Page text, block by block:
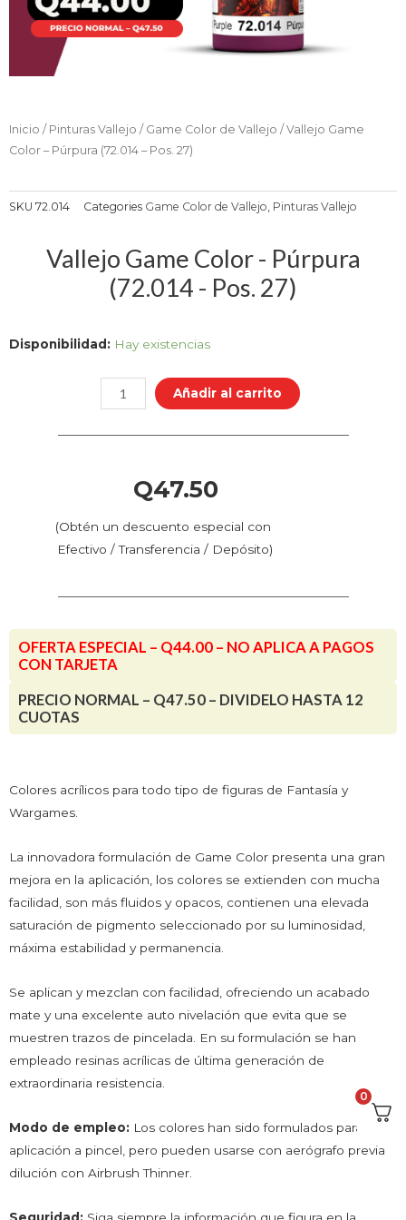
Inicio / Pinturas Vallejo / Game Color de Vallejo / Vallejo Game
Color – Púrpura (72.014 – Pos. 27)
SKU 72.014 Categories Game Color de Vallejo, Pinturas Vallejo
Vallejo Game Color - Púrpura
(72.014 - Pos. 27)
Disponibilidad: Hay existencias
Vallejo
Color
-
Púrpura
27)
cantidad
Añadir al carrito
Q47.50
(Obtén un descuento especial con
Efectivo / Transferencia / Depósito)
OFERTA ESPECIAL – Q44.00 – NO APLICA A PAGOS
CON TARJETA
PRECIO NORMAL – Q47.50 – DIVIDELO HASTA 12
CUOTAS
Colores acrílicos para todo tipo de figuras de Fantasía y
Wargames.
La innovadora formulación de Game Color presenta una gran
mejora en la aplicación, los colores se extienden con mucha
facilidad, son más fluidos y opacos, contienen una elevada
saturación de pigmento seleccionado por su luminosidad,
máxima estabilidad y permanencia.
Se aplican y mezclan con facilidad, ofreciendo un acabado
mate y una excelente auto nivelación que evita que se
muestren trazos de pincelada. En su formulación se han
empleado resinas acrílicas de última generación de
extraordinaria resistencia.
Modo de empleo: Los colores han sido formulados para su
aplicación a pincel, pero pueden usarse con aerógrafo previa
dilución con Airbrush Thinner.
0